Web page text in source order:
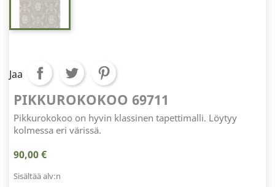
Jaa
PIKKUROKOKOO 69711
Pikkurokokoo on hyvin klassinen tapettimalli. Löytyy
kolmessa eri värissä.
90,00 €
Sisältää alv:n